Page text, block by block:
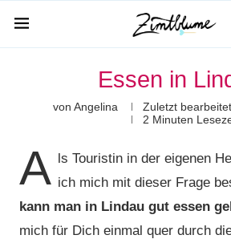
Essen in
von Angelina Zuletzt
2 Minuten
A ls Touristin in der eigenen
ich mich mit dieser Frage
kann man in Lindau gut essen
mich für Dich einmal quer durch